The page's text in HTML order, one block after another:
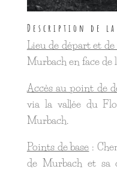
Description de
Lieu de départ et
Murbach en face de
Accès au point de
via la vallée du
Murbach.
Points de base :
de Murbach et sa